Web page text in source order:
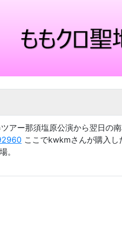
アー那須塩原公演から翌日の
ここでkwkmさんが購入
。